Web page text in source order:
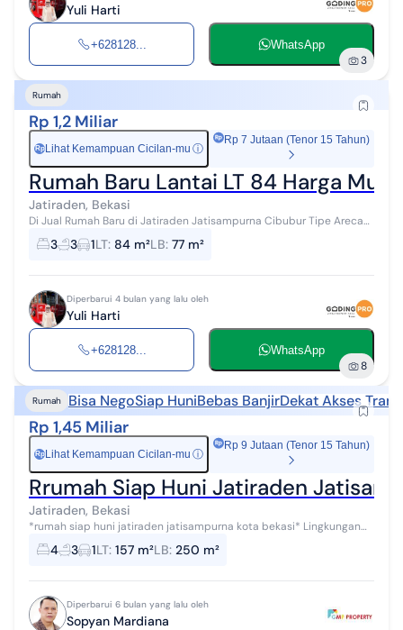
Yuli Harti
+628128... WhatsApp
3
Rumah
Rp 1,2 Miliar
Rp Lihat Kemampuan Cicilan-mu ⓘ
Rp 7 Jutaan (Tenor 15 Tahun)
Rumah Baru Lantai LT 84 Harga
Jatiraden, Bekasi
Di Jual Rumah Baru di Jatiraden Jatisampurna Cibubur Tipe Areca
Ready unit 4 Lt 84m² Lb 77m² 3 kamar 3 kamar mandi 1 carport
Listrik 3500w Air ...
3 3 1LT: 84 m²LB: 77 m²
Diperbarui 4 bulan yang lalu oleh
Yuli Harti
+628128... WhatsApp
8
Rumah Bisa NegoSiap HuniBebas BanjirDekat Akses
Rp 1,45 Miliar
Rp Lihat Kemampuan Cicilan-mu ⓘ
Rp 9 Jutaan (Tenor 15 Tahun)
Rrumah Siap Huni Jatiraden
Jatiraden, Bekasi
*rumah siap huni jatiraden jatisampurna kota bekasi* Lingkungan
aman, nyaman, bebas banjir, akses 2 mobil, 50 meter 1 mobil 1 motor
spesifikasi :...
4 3 1LT: 157 m²LB: 250 m²
Diperbarui 6 bulan yang lalu oleh
Sopyan Mardiana